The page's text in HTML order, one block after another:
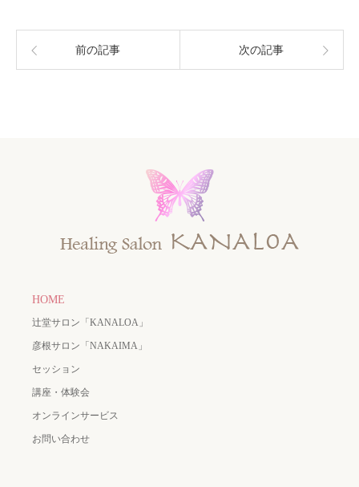
前の記事 次の記事
HOME
辻堂サロン「KANALOA」
彦根サロン「NAKAIMA」
セッション
講座・体験会
オンラインサービス
お問い合わせ